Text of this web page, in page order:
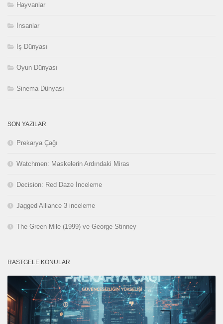
Hayvanlar
İnsanlar
İş Dünyası
Oyun Dünyası
Sinema Dünyası
SON YAZILAR
Prekarya Çağı
Watchmen: Maskelerin Ardındaki Miras
Decision: Red Daze İnceleme
Jagged Alliance 3 inceleme
The Green Mile (1999) ve George Stinney
RASTGELE KONULAR